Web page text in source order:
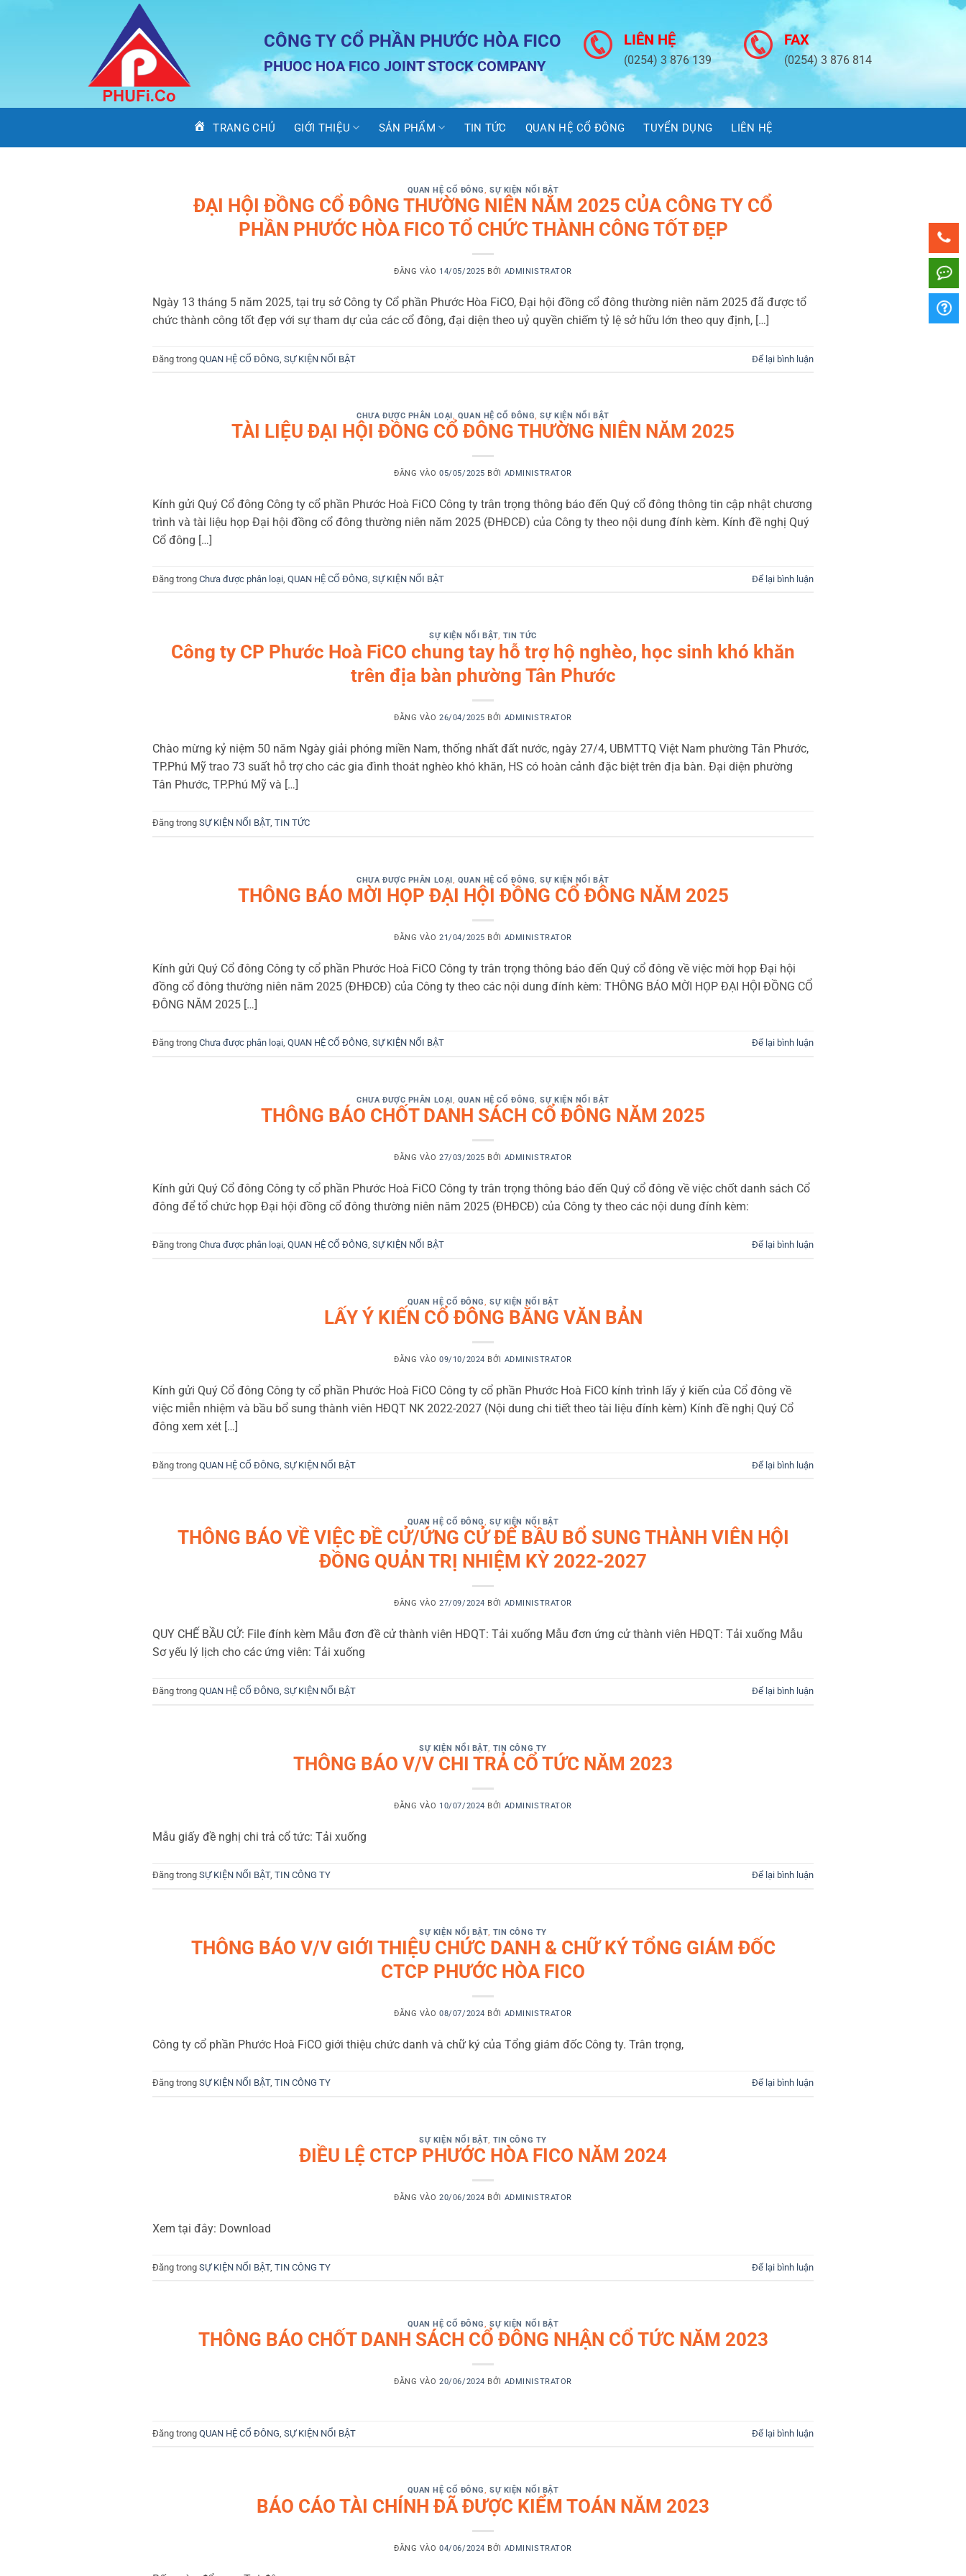
CÔNG TY CỔ PHẦN PHƯỚC HÒA FICO
PHUOC HOA FICO JOINT STOCK COMPANY
LIÊN HỆ
(0254) 3 876 139
FAX
(0254) 3 876 814
TRANG CHỦ GIỚI THIỆU SẢN PHẨM TIN TỨC QUAN HỆ CỔ ĐÔNG TUYỂN DỤNG LIÊN HỆ
QUAN HỆ CỔ ĐÔNG,SỰ KIỆN NỔI BẬT
ĐẠI HỘI ĐỒNG CỔ ĐÔNG THƯỜNG NIÊN NĂM 2025 CỦA CÔNG TY CỔ
PHẦN PHƯỚC HÒA FICO TỔ CHỨC THÀNH CÔNG TỐT ĐẸP
ĐĂNG VÀO 14/05/2025 BỞI ADMINISTRATOR
Ngày 13 tháng 5 năm 2025, tại trụ sở Công ty Cổ phần Phước Hòa FiCO, Đại hội đồng cổ đông thường niên năm 2025 đã được tổ
chức thành công tốt đẹp với sự tham dự của các cổ đông, đại diện theo uỷ quyền chiếm tỷ lệ sở hữu lớn theo quy định, […]
Đăng trong QUAN HỆ CỔ ĐÔNG SỰ KIỆN NỔI BẬT Để lại bình luận
CHƯA ĐƯỢC PHÂN LOẠI , QUAN HỆ CỔ ĐÔNG,SỰ KIỆN NỔI BẬT
TÀI LIỆU ĐẠI HỘI ĐỒNG CỔ ĐÔNG THƯỜNG NIÊN NĂM 2025
ĐĂNG VÀO05/05/2025 BỞI ADMINISTRATOR
Kính gửi Quý Cổ đông Công ty cổ phần Phước Hoà FiCO Công ty trân trọng thông báo đến Quý cổ đông thông tin cập nhật chương
trình và tài liệu họp Đại hội đồng cổ đông thường niên năm 2025 (ĐHĐCĐ) của Công ty theo nội dung đính kèm. Kính đề nghị Quý
Cổ đông […]
Đăng trong Chưa được phân loại QUAN HỆ CỔ ĐÔNG SỰ KIỆN NỔI BẬT Để lại bình luận
SỰ KIỆN NỔI BẬT, TIN TỨC
Công ty CP Phước Hoà FiCO chung tay hỗ trợ hộ nghèo, học sinh khó khăn
trên địa bàn phường Tân Phước
ĐĂNG VÀO26/04/2025 BỞI ADMINISTRATOR
Chào mừng kỷ niệm 50 năm Ngày giải phóng miền Nam, thống nhất đất nước, ngày 27/4, UBMTTQ Việt Nam phường Tân Phước,
TP.Phú Mỹ trao 73 suất hỗ trợ cho các gia đình thoát nghèo khó khăn, HS có hoàn cảnh đặc biệt trên địa bàn. Đại diện phường
Tân Phước, TP.Phú Mỹ và […]
Đăng trong SỰ KIỆN NỔI BẬT, TIN TỨC
CHƯA ĐƯỢC PHÂN LOẠI, QUAN HỆ CỔ ĐÔNG,SỰ KIỆN NỔI BẬT
THÔNG BÁO MỜI HỌP ĐẠI HỘI ĐỒNG CỔ ĐÔNG NĂM 2025
ĐĂNG VÀO21/04/2025 BỞI ADMINISTRATOR
Kính gửi Quý Cổ đông Công ty cổ phần Phước Hoà FiCO Công ty trân trọng thông báo đến Quý cổ đông về việc mời họp Đại hội
đồng cổ đông thường niên năm 2025 (ĐHĐCĐ) của Công ty theo các nội dung đính kèm: THÔNG BÁO MỜI HỌP ĐẠI HỘI ĐỒNG CỔ
ĐÔNG NĂM 2025 […]
Đăng trong Chưa được phân loại, QUAN HỆ CỔ ĐÔNG, SỰ KIỆN NỔI BẬT Để lại bình luận
CHƯA ĐƯỢC PHÂN LOẠI, QUAN HỆ CỔ ĐÔNG,SỰ KIỆN NỔI BẬT
THÔNG BÁO CHỐT DANH SÁCH CỔ ĐÔNG NĂM 2025
ĐĂNG VÀO27/03/2025 BỞI ADMINISTRATOR
Kính gửi Quý Cổ đông Công ty cổ phần Phước Hoà FiCO Công ty trân trọng thông báo đến Quý cổ đông về việc chốt danh sách Cổ
đông để tổ chức họp Đại hội đồng cổ đông thường niên năm 2025 (ĐHĐCĐ) của Công ty theo các nội dung đính kèm:
Đăng trong Chưa được phân loại, QUAN HỆ CỔ ĐÔNG, SỰ KIỆN NỔI BẬT Để lại bình luận
QUAN HỆ CỔ ĐÔNG,SỰ KIỆN NỔI BẬT
LẤY Ý KIẾN CỔ ĐÔNG BẰNG VĂN BẢN
ĐĂNG VÀO09/10/2024 BỞI ADMINISTRATOR
Kính gửi Quý Cổ đông Công ty cổ phần Phước Hoà FiCO Công ty cổ phần Phước Hoà FiCO kính trình lấy ý kiến của Cổ đông về
việc miễn nhiệm và bầu bổ sung thành viên HĐQT NK 2022-2027 (Nội dung chi tiết theo tài liệu đính kèm) Kính đề nghị Quý Cổ
đông xem xét […]
Đăng trong QUAN HỆ CỔ ĐÔNG SỰ KIỆN NỔI BẬT Để lại bình luận
QUAN HỆ CỔ ĐÔNG,SỰ KIỆN NỔI BẬT
THÔNG BÁO VỀ VIỆC ĐỀ CỬ/ỨNG CỬ ĐỂ BẦU BỔ SUNG THÀNH VIÊN HỘI
ĐỒNG QUẢN TRỊ NHIỆM KỲ 2022-2027
ĐĂNG VÀO27/09/2024 BỞI ADMINISTRATOR
QUY CHẾ BẦU CỬ: File đính kèm Mẫu đơn đề cử thành viên HĐQT: Tải xuống Mẫu đơn ứng cử thành viên HĐQT: Tải xuống Mẫu
Sơ yếu lý lịch cho các ứng viên: Tải xuống
Đăng trong QUAN HỆ CỔ ĐÔNG SỰ KIỆN NỔI BẬT Để lại bình luận
SỰ KIỆN NỔI BẬT, TIN CÔNG TY
THÔNG BÁO V/V CHI TRẢ CỔ TỨC NĂM 2023
ĐĂNG VÀO 10/07/2024 BỞI ADMINISTRATOR
Mẫu giấy đề nghị chi trả cổ tức: Tải xuống
Đăng trong SỰ KIỆN NỔI BẬT, TIN CÔNG TY Để lại bình luận
SỰ KIỆN NỔI BẬT, TIN CÔNG TY
THÔNG BÁO V/V GIỚI THIỆU CHỨC DANH & CHỮ KÝ TỔNG GIÁM ĐỐC
CTCP PHƯỚC HÒA FICO
ĐĂNG VÀO08/07/2024 BỞI ADMINISTRATOR
Công ty cổ phần Phước Hoà FiCO giới thiệu chức danh và chữ ký của Tổng giám đốc Công ty. Trân trọng,
Đăng trong SỰ KIỆN NỔI BẬT, TIN CÔNG TY Để lại bình luận
SỰ KIỆN NỔI BẬT, TIN CÔNG TY
ĐIỀU LỆ CTCP PHƯỚC HÒA FICO NĂM 2024
ĐĂNG VÀO20/06/2024 BỞI ADMINISTRATOR
Xem tại đây: Download
Đăng trong SỰ KIỆN NỔI BẬT, TIN CÔNG TY Để lại bình luận
QUAN HỆ CỔ ĐÔNG,SỰ KIỆN NỔI BẬT
THÔNG BÁO CHỐT DANH SÁCH CỔ ĐÔNG NHẬN CỔ TỨC NĂM 2023
ĐĂNG VÀO20/06/2024 BỞI ADMINISTRATOR
Đăng trong QUAN HỆ CỔ ĐÔNG SỰ KIỆN NỔI BẬT Để lại bình luận
QUAN HỆ CỔ ĐÔNG,SỰ KIỆN NỔI BẬT
BÁO CÁO TÀI CHÍNH ĐÃ ĐƯỢC KIỂM TOÁN NĂM 2023
ĐĂNG VÀO04/06/2024 BỞI ADMINISTRATOR